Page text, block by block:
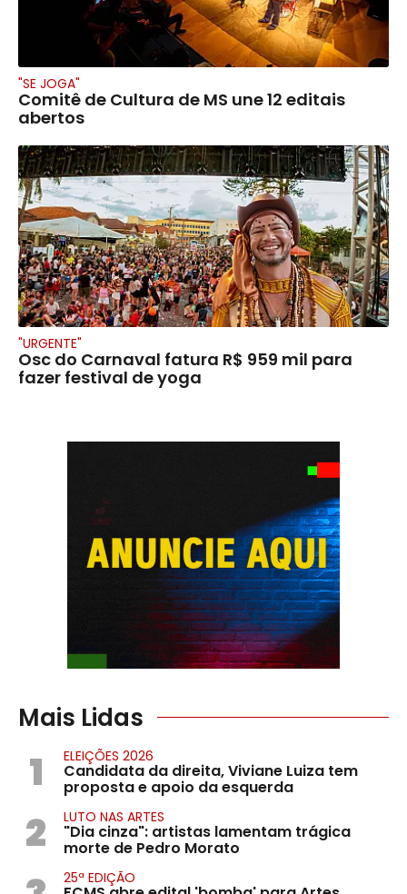
"SE JOGA"
Comitê de Cultura de MS une 12 editais
abertos
"URGENTE"
Osc do Carnaval fatura R$ 959 mil para
fazer festival de yoga
Mais Lidas
1 ELEIÇÕES 2026
Candidata da direita, Viviane Luiza tem
proposta e apoio da esquerda
2 LUTO NAS ARTES
"Dia cinza": artistas lamentam trágica
morte de Pedro Morato
25ª EDIÇÃO